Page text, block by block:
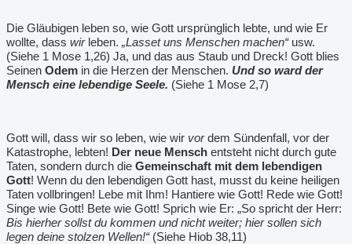
Die Gläubigen leben so, wie Gott ursprünglich lebte, und wie Er
wollte, dass wir leben. „Lasset uns Menschen machen“ usw.
(Siehe 1 Mose 1,26) Ja, und das aus Staub und Dreck! Gott blies
Seinen Odem in die Herzen der Menschen. Und so ward der
Mensch eine lebendige Seele. (Siehe 1 Mose 2,7)
Gott will, dass wir so leben, wie wir vordem Sündenfall, vor der
Katastrophe, lebten! Der neue Mensch entsteht nicht durch gute
Taten, sondern durch die Gemeinschaft mit dem lebendigen
Gott! Wenn du den lebendigen Gott hast, musst du keine heiligen
Taten vollbringen! Lebe mit Ihm! Hantiere wie Gott! Rede wie Gott!
Singe wie Gott! Bete wie Gott! Sprich wie Er: „So spricht der Herr:
Bis hierher sollst du kommen und nicht weiter; hier sollen sich
legen deine stolzen Wellen!“(Siehe Hiob 38,11)